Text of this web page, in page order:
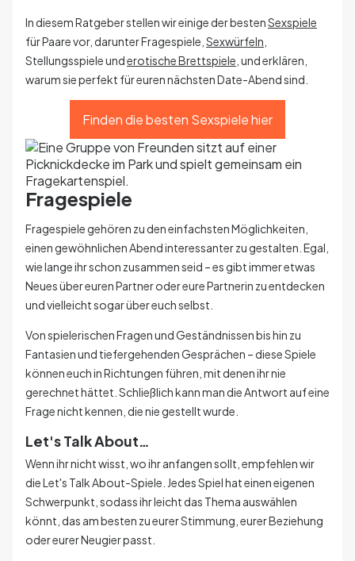
In diesem Ratgeber stellen wir einige der bestenSexspiele
für Paare vor, darunter Fragespiele, Sexwürfeln
Stellungsspiele underotische Brettspiele , und erklären,
warum sie perfekt für euren nächsten Date-Abend sind.
Finden die besten Sexspiele hier
Fragespiele
Fragespiele gehören zu den einfachsten Möglichkeiten,
einen gewöhnlichen Abend interessanter zu gestalten. Egal,
wie lange ihr schon zusammen seid – es gibt immer etwas
Neues über euren Partner oder eure Partnerin zu entdecken
und vielleicht sogar über euch selbst.
Von spielerischen Fragen und Geständnissen bis hin zu
Fantasien und tiefergehenden Gesprächen – diese Spiele
können euch in Richtungen führen, mit denen ihr nie
gerechnet hättet. Schließlich kann man die Antwort auf eine
Frage nicht kennen, die nie gestellt wurde.
Let's Talk About…
Wenn ihr nicht wisst, wo ihr anfangen sollt, empfehlen wir
die Let's Talk About-Spiele. Jedes Spiel hat einen eigenen
Schwerpunkt, sodass ihr leicht das Thema auswählen
könnt, das am besten zu eurer Stimmung, eurer Beziehung
oder eurer Neugier passt.